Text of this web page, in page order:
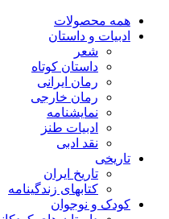
همه محصولات
ادبیات و داستان
شعر
داستان کوتاه
رمان ایرانی
رمان خارجی
نمایشنامه
ادبیات طنز
نقد ادبی
تاریخی
تاریخ ایران
کتابهای زندگینامه
کودک و نوجوان